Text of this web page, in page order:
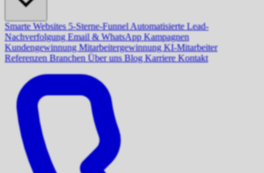
Smarte Websites5-Sterne-FunnelAutomatisierte Lead-
Nachverfolgung Email & WhatsApp Kampagnen
Kundengewinnung Mitarbeitergewinnung KI-Mitarbeiter
Referenzen Branchen Über uns Blog Karriere Kontakt